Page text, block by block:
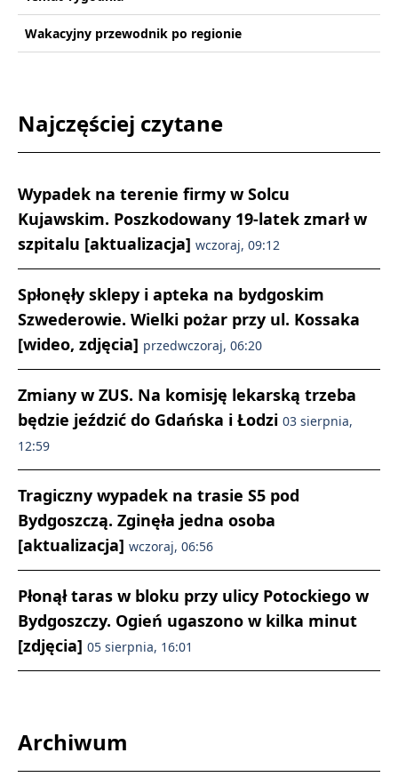
Wakacyjny przewodnik po regionie
Najczęściej czytane
Wypadek na terenie firmy w Solcu
Kujawskim. Poszkodowany 19-latek zmarł w
szpitalu [aktualizacja] wczoraj, 09:12
Spłonęły sklepy i apteka na bydgoskim
Szwederowie. Wielki pożar przy ul. Kossaka
[wideo, zdjęcia] przedwczoraj, 06:20
Zmiany w ZUS. Na komisję lekarską trzeba
będzie jeździć do Gdańska i Łodzi 03 sierpnia,
12:59
Tragiczny wypadek na trasie S5 pod
Bydgoszczą. Zginęła jedna osoba
[aktualizacja] wczoraj, 06:56
Płonął taras w bloku przy ulicy Potockiego w
Bydgoszczy. Ogień ugaszono w kilka minut
[zdjęcia] 05 sierpnia, 16:01
Archiwum